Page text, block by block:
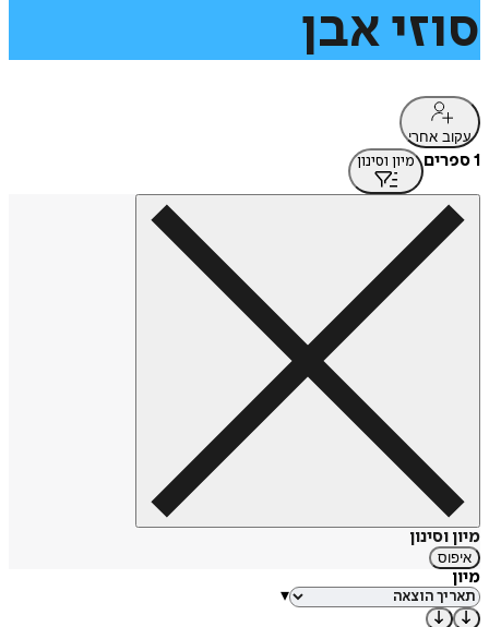
סוזי אבן
עקוב אחרי
1 ספרים מיון וסינון
מיון וסינון
איפוס
מיון
▾